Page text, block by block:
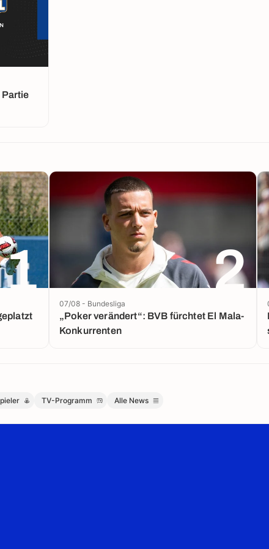
1 2
„Poker verändert“: BVB fürchtet El Mala-
Konkurrenten
07/08 - Bundesliga
TV-Programm Alle News